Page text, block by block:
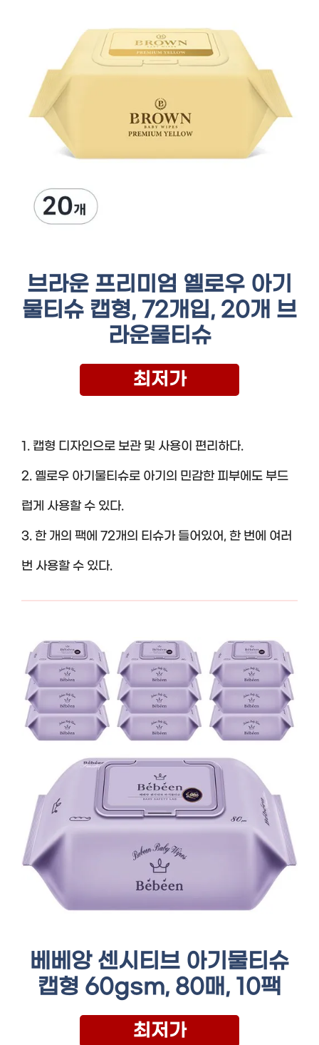
브라운 프리미엄 옐로우 아기
물티슈 캡형, 72개입, 20개 브
라운물티슈
최저가
1. 캡형 디자인으로 보관 및 사용이 편리하다.
2. 옐로우 아기물티슈로 아기의 민감한 피부에도 부드
럽게 사용할 수 있다.
3. 한 개의 팩에 72개의 티슈가 들어있어, 한 번에 여러
번 사용할 수 있다.
베베앙 센시티브 아기물티슈
캡형 60gsm, 80매, 10팩
최저가